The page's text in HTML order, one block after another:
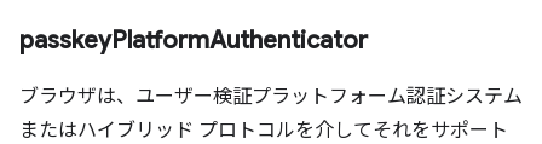
passkeyPlatformAuthenticator
ブラウザは、ユーザー検証プラットフォーム認証システム
またはハイブリッド プロトコルを介してそれをサポート